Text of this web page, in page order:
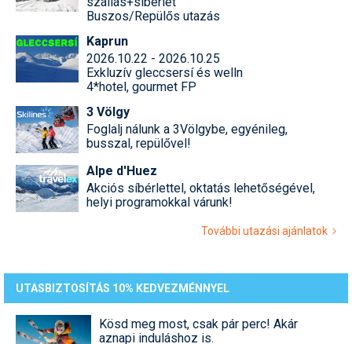
Buszos/Repülős utazás
Kaprun
2026.10.22 - 2026.10.25
Exkluzív gleccsersí és welln
4*hotel, gourmet FP
3 Völgy
Foglalj nálunk a 3Völgybe, egyénileg,
busszal, repülővel!
Alpe d'Huez
Akciós síbérlettel, oktatás lehetőségével,
helyi programokkal várunk!
További utazási ajánlatok
UTASBIZTOSÍTÁS 10% KEDVEZMÉNNYEL
Kösd meg most, csak pár perc! Akár
aznapi induláshoz is.